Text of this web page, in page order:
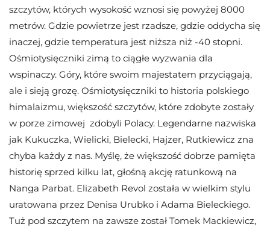
szczytów, których wysokość wznosi się powyżej 8000
metrów. Gdzie powietrze jest rzadsze, gdzie oddycha się
inaczej, gdzie temperatura jest niższa niż -40 stopni.
Ośmiotysięczniki zimą to ciągłe wyzwania dla
wspinaczy. Góry, które swoim majestatem przyciągają,
ale i sieją grozę. Ośmiotysięczniki to historia polskiego
himalaizmu, większość szczytów, które zdobyte zostały
w porze zimowej zdobyli Polacy. Legendarne nazwiska
jak Kukuczka, Wielicki, Bielecki, Hajzer, Rutkiewicz zna
chyba każdy z nas. Myślę, że większość dobrze pamięta
historię sprzed kilku lat, głośną akcję ratunkową na
Nanga Parbat. Elizabeth Revol została w wielkim stylu
uratowana przez Denisa Urubko i Adama Bieleckiego.
Tuż pod szczytem na zawsze został Tomek Mackiewicz,